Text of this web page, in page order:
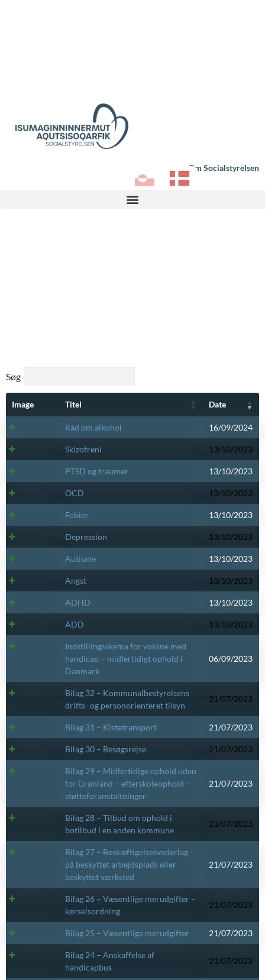
Om Socialstyrelsen
Søg
Image Titel Date
Råd om alkohol 16/09/2024
Skizofreni 13/10/2023
PTSD og traumer 13/10/2023
OCD 13/10/2023
Fobier 13/10/2023
Depression 13/10/2023
Autisme 13/10/2023
Angst 13/10/2023
ADHD 13/10/2023
ADD 13/10/2023
Indstillingsskema for voksne med
handicap – midlertidigt ophold i
Danmark
06/09/2023
Bilag 32 – Kommunalbestyrelsens
drifts- og personorienteret tilsyn
21/07/2023
Bilag 31 – Kistetransport 21/07/2023
Bilag 30 – Besøgsrejse 21/07/2023
Bilag 29 – Midlertidige ophold uden
for Grønland – efterskoleophold –
støtteforanstaltninger
21/07/2023
Bilag 28 – Tilbud om ophold i
botilbud i en anden kommune
21/07/2023
Bilag 27 – Beskæftigelsesvederlag
på beskyttet arbejdsplads eller
beskyttet værksted
21/07/2023
Bilag 26 – Væsentlige merudgifter –
kørselsordning
21/07/2023
Bilag 25 – Væsentlige merudgifter 21/07/2023
Bilag 24 – Anskaffelse af
handicapbus
21/07/2023